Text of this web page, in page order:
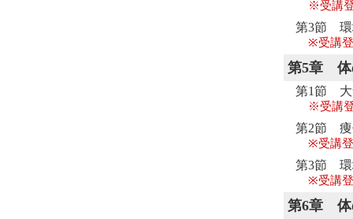
※受講
第3節 環
※受講
第5章
第1節 大
※受講
第2節 痩
※受講
第3節 環
※受講
第6章